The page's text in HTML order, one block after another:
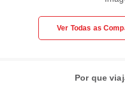
Ver Todas as
Por que